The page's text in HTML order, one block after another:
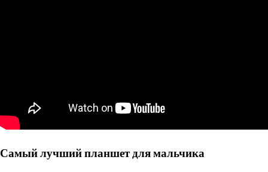
Самый лучший планшет для мальчика